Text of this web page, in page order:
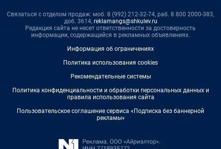
Связаться с отделом продаж: моб. 8 (992) 212-32-74, раб. 8 800 2000-383,
доб. 3614, reklamangs@shkulev.ru
Редакция сайта не несет ответственности за достоверность
информации, содержащейся в рекламных объявлениях.
Информация об ограничениях
Политика использования cookies
Рекомендательные системы
Политика конфиденциальности и обработки персональных данных и
правила использования сайта
Пользовательское соглашение сервиса «Подписка без баннерной
рекламы»